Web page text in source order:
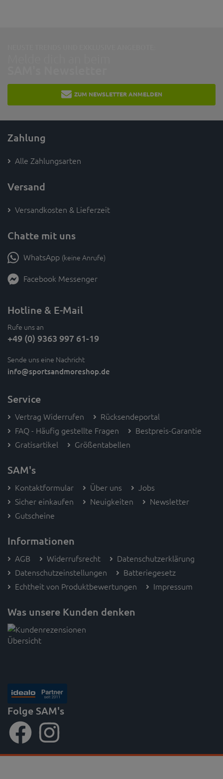
ZUM NEWSLETTER ANMELDEN
Zahlung
Alle Zahlungsarten
Versand
Versandkosten & Lieferzeit
Chatte mit uns
WhatsApp (keine Anrufe)
Facebook Messenger
Hotline & E-Mail
Rufe uns an
+49 (0) 9363 997 61-19
Sende uns eine Nachricht
info@sportsandmoreshop.de
Service
Vertrag Widerrufen
Rücksendeportal
FAQ - Häufig gestellte Fragen
Bestpreis-Garantie
Gratisartikel
Größentabellen
SAM's
Kontaktformular Über uns
Jobs
Sicher einkaufen
Neuigkeiten
Newsletter
Gutscheine
Informationen
AGB Widerrufsrecht
Datenschutzerklärung
Datenschutzeinstellungen
Batteriegesetz
Echtheit von Produktbewertungen
Impressum
Was unsere Kunden denken
Folge SAM's